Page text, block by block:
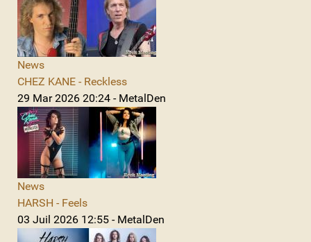
News
CHEZ KANE - Reckless
29 Mar 2026 20:24 - MetalDen
News
HARSH - Feels
03 Juil 2026 12:55 - MetalDen